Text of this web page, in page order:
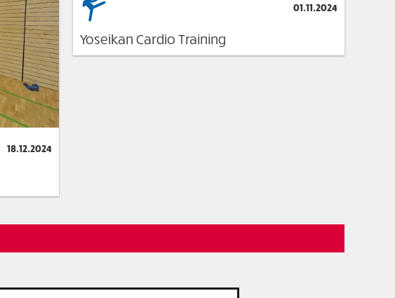
18.12.2024
01.11.2024
Yoseikan Cardio Training